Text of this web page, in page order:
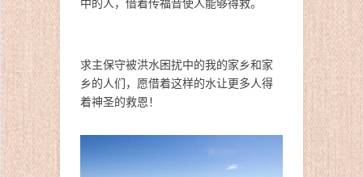
求主保守被洪水困扰中的我的家乡和家
乡的人们，愿借着这样的水让更多人得
着神圣的救恩！